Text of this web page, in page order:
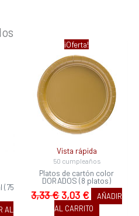
(75
AL
¡Oferta!
Vista rápida
50 cumpleaños
Platos de cartón color
DORADOS (8 platos)
3,33€
El
precio
original
3,03 €
precio
actual
es:
3,03 €.
AÑADIR
AL CARRITO